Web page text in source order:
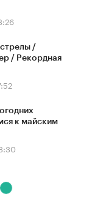
/
/ Рекордная
к майским